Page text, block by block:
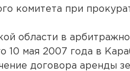
комитета при
области в
10 мая 2007 года в
договора аренды